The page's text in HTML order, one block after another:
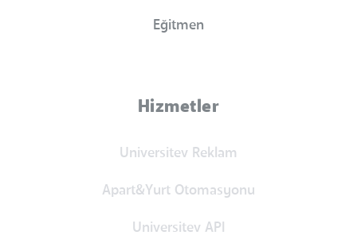
Eğitmen
Hizmetler
Universitev Reklam
Apart&Yurt Otomasyonu
Universitev API